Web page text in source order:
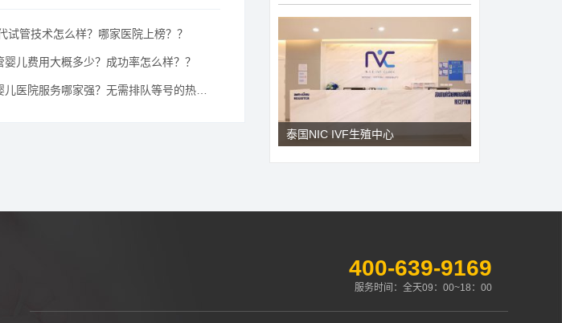
试管技术怎么样？哪家医院上榜？？
儿费用大概多少？成功率怎么样？？
院服务哪家强？无需排队等号的热门医院推荐？
泰国NIC IVF生殖中心
400-639-9169
服务时间：全天09：00~18：00